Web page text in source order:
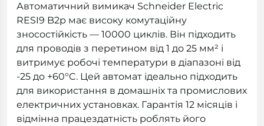
Автоматичний вимикач Schneider Electric
RESI9 B2р має високу комутаційну
зносостійкість — 10000 циклів. Він підходить
для проводів з перетином від 1 до 25 мм² і
витримує робочі температури в діапазоні від
-25 до +60°C. Цей автомат ідеально підходить
для використання в домашніх та промислових
електричних установках. Гарантія 12 місяців і
відмінна працездатність роблять його